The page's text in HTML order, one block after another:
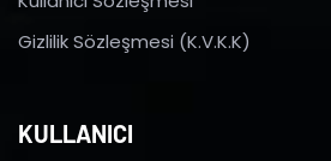
Gizlilik Sözleşmesi (K.V.K.K)
KULLANICI